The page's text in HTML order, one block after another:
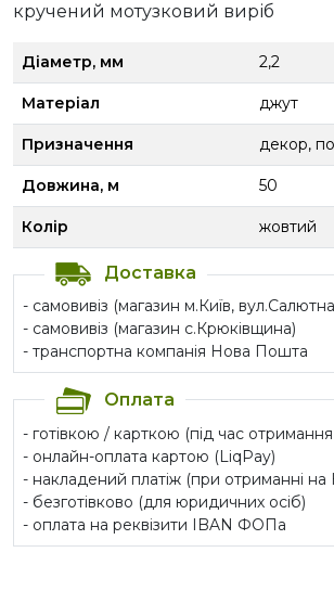
кручений мотузковий виріб
Діаметр, мм 2,2
Матеріал джут
Призначення декор,
Довжина, м 50
Колір жовтий
Доставка
- самовивіз (магазин м.Київ,
- самовивіз (магазин с.Крюківщина)
- транспортна компанія Нова Пошта
Оплата
- готівкою / карткою (під час
- онлайн-оплата картою (LiqPay)
- накладений платіж (при отриманні на
- безготівково (для юридичних осіб)
- оплата на реквізити IBAN ФОПа